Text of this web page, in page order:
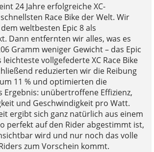
24 Jahre erfolgreiche XC-
Race Bike der Welt. Wir
weltbesten Epic 8 als
Dann entfernten wir alles, was es
Gramm weniger Gewicht – das Epic
vollgefederte XC Race Bike
reduzierten wir die Reibung
11 % und optimierten die
Ergebnis: unübertroffene Effizienz,
und Geschwindigkeit pro Watt.
ergibt sich ganz natürlich aus einem
perfekt auf den Rider abgestimmt ist,
wird und nur noch das volle
zum Vorschein kommt.